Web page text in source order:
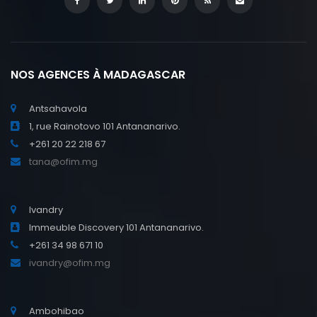
NOS AGENCES À MADAGASCAR
Antsahavola
1, rue Rainotovo 101 Antananarivo.
+261 20 22 218 67
tana@ofim.mg
Ivandry
Immeuble Discovery 101 Antananarivo.
+261 34 98 671 10
ivandry@ofim.mg
Ambohibao